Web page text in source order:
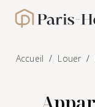
Paris-Housing -
Accueil Louer
Panneau de